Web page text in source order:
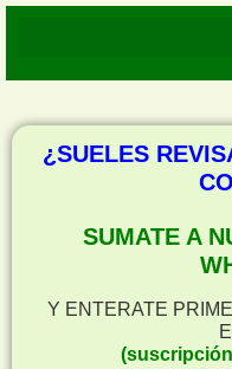
¿SUELES
SUMATE A
Y ENTERATE